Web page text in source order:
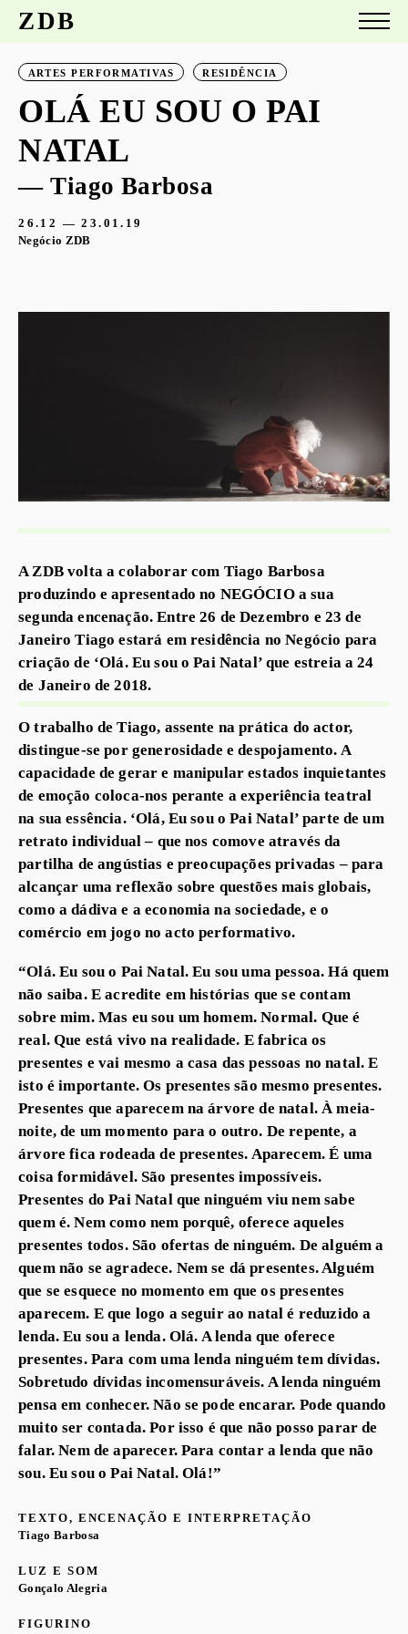
ZDB
ARTES PERFORMATIVAS RESIDÊNCIA
OLÁ EU SOU O PAI
NATAL
— Tiago Barbosa
26.12 — 23.01.19
Negócio ZDB
A ZDB volta a colaborar com Tiago Barbosa
produzindo e apresentado no NEGÓCIO a sua
segunda encenação. Entre 26 de Dezembro e 23 de
Janeiro Tiago estará em residência no Negócio para
criação de ‘Olá. Eu sou o Pai Natal’ que estreia a 24
de Janeiro de 2018.
O trabalho de Tiago, assente na prática do actor,
distingue-se por generosidade e despojamento. A
capacidade de gerar e manipular estados inquietantes
de emoção coloca-nos perante a experiência teatral
na sua essência. ‘Olá, Eu sou o Pai Natal’ parte de um
retrato individual – que nos comove através da
partilha de angústias e preocupações privadas – para
alcançar uma reflexão sobre questões mais globais,
como a dádiva e a economia na sociedade, e o
comércio em jogo no acto performativo.
“Olá. Eu sou o Pai Natal. Eu sou uma pessoa. Há quem
não saiba. E acredite em histórias que se contam
sobre mim. Mas eu sou um homem. Normal. Que é
real. Que está vivo na realidade. E fabrica os
presentes e vai mesmo a casa das pessoas no natal. E
isto é importante. Os presentes são mesmo presentes.
Presentes que aparecem na árvore de natal. À meia-
noite, de um momento para o outro. De repente, a
árvore fica rodeada de presentes. Aparecem. É uma
coisa formidável. São presentes impossíveis.
Presentes do Pai Natal que ninguém viu nem sabe
quem é. Nem como nem porquê, oferece aqueles
presentes todos. São ofertas de ninguém. De alguém a
quem não se agradece. Nem se dá presentes. Alguém
que se esquece no momento em que os presentes
aparecem. E que logo a seguir ao natal é reduzido a
lenda. Eu sou a lenda. Olá. A lenda que oferece
presentes. Para com uma lenda ninguém tem dívidas.
Sobretudo dívidas incomensuráveis. A lenda ninguém
pensa em conhecer. Não se pode encarar. Pode quando
muito ser contada. Por isso é que não posso parar de
falar. Nem de aparecer. Para contar a lenda que não
sou. Eu sou o Pai Natal. Olá!”
TEXTO, ENCENAÇÃO E INTERPRETAÇÃO
Tiago Barbosa
LUZ E SOM
Gonçalo Alegria
FIGURINO